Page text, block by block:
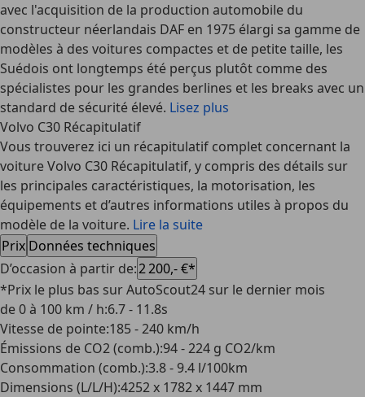
avec l'acquisition de la production automobile du
constructeur néerlandais DAF en 1975 élargi sa gamme de
modèles à des voitures compactes et de petite taille, les
Suédois ont longtemps été perçus plutôt comme des
spécialistes pour les grandes berlines et les breaks avec un
standard de sécurité élevé. Lisez plus
Volvo C30 Récapitulatif
Vous trouverez ici un récapitulatif complet concernant la
voiture Volvo C30 Récapitulatif, y compris des détails sur
les principales caractéristiques, la motorisation, les
équipements et d’autres informations utiles à propos du
modèle de la voiture. Lire la suite
Prix Données techniques
D’occasion à partir de:2 200,- €*
*Prix le plus bas sur AutoScout24 sur le dernier mois
de 0 à 100 km / h:6.7 - 11.8s
Vitesse de pointe:185 - 240 km/h
Émissions de CO2 (comb.):94 - 224 g CO2/km
Consommation (comb.):3.8 - 9.4 l/100km
Dimensions (L/L/H):4252 x 1782 x 1447 mm